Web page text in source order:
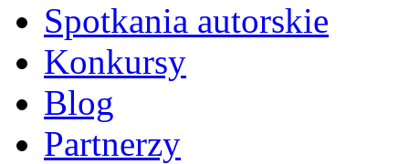
Spotkania autorskie
Konkursy
Blog
Partnerzy